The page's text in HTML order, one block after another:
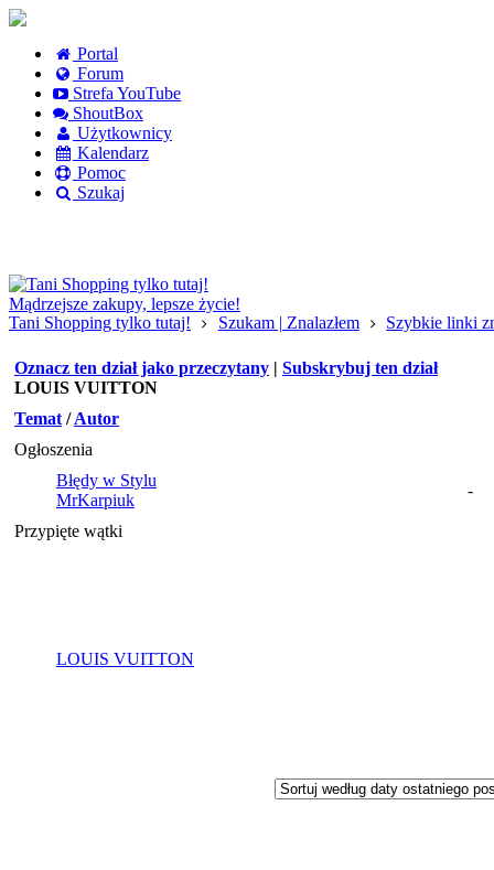
Portal
Forum
Strefa YouTube
ShoutBox
Użytkownicy
Kalendarz
Pomoc
Szukaj
Mądrzejsze zakupy, lepsze życie!
Tani Shopping tylko tutaj!
Szukam | Znalazłem Szybkie linki
Oznacz ten dział jako przeczytany | Subskrybuj ten dział
LOUIS VUITTON
Temat /Autor
Ogłoszenia
Błędy w Stylu
MrKarpiuk
-
Przypięte wątki
LOUIS VUITTON